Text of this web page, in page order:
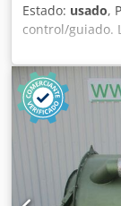
Estado: usado,
control/guiado.
Grosor: 230
toneladas